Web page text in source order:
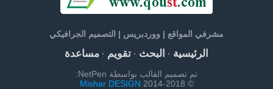
مشرفي المواقع | ووردبريس | التصميم الجرافيكي
الرئيسية· البحث· تقويم· مساعدة
تم تصميم القالب بواسطة NetPen:
© 2014-2018
Mishar DESIGN